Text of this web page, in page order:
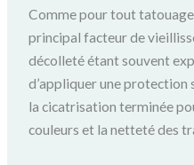
Comme pour tout
principal facteur de
décolleté étant souvent
d’appliquer une protection
la cicatrisation terminée
couleurs et la netteté des